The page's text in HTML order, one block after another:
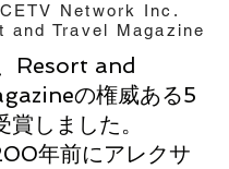
Network Inc.
and Travel Magazine
Resort and
の権威ある5
しました。
年前にアレクサ